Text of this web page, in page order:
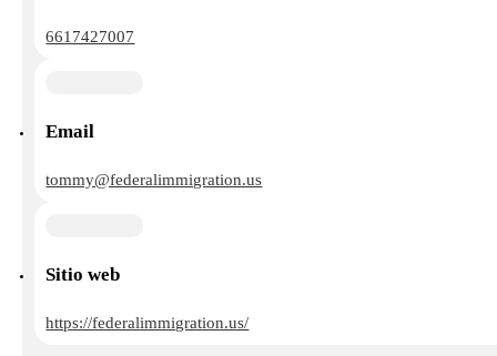
6617427007
Email
tommy@federalimmigration.us
Sitio web
https://federalimmigration.us/